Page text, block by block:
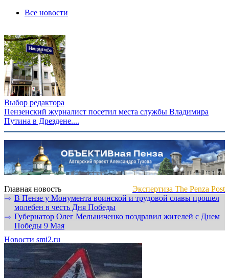
Все новости
Выбор редактора
Пензенский журналист посетил места службы Владимира
Путина в Дрездене....
Главная новость
Экспертиза The Penza Post
⇾ В Пензе у Монумента воинской и трудовой славы прошел
молебен в честь Дня Победы
⇾ Губернатор Олег Мельниченко поздравил жителей с Днем
Победы 9 Мая
Новости smi2.ru